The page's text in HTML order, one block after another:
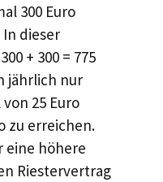
300 Euro
dieser
+ 300 = 775
jährlich nur
25 Euro
zu erreichen.
eine höhere
Riestervertrag